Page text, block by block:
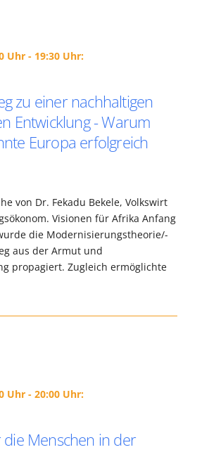
Uhr - 19:30 Uhr:
zu einer nachhaltigen
Entwicklung - Warum
Europa erfolgreich
von Dr. Fekadu Bekele, Volkswirt
Visionen für Afrika Anfang
die Modernisierungstheorie/-
aus der Armut und
propagiert. Zugleich ermöglichte
Uhr - 20:00 Uhr:
Menschen in der